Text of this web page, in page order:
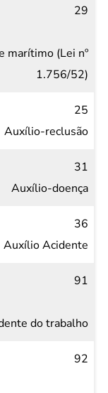
29
marítimo (Lei nº
1.756/52)
25
Auxílio-reclusão
31
Auxílio-doença
36
Auxílio Acidente
91
do trabalho
92